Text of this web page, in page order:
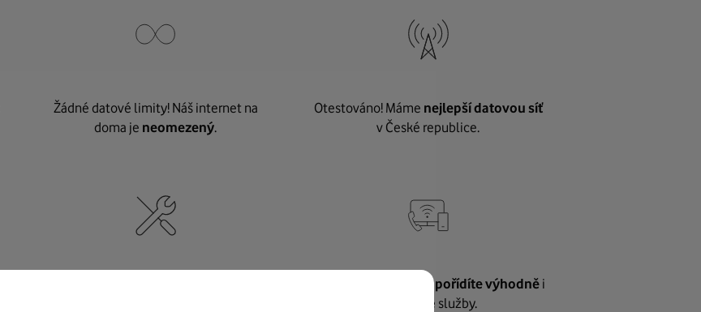
Žádné datové limity! Náš internet na
doma je neomezený.
Otestováno! Máme nejlepší datovou síť
v České republice.
K pevnému internetupořídíte výhodněi
další naše služby.